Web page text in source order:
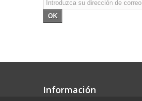
OK
Información